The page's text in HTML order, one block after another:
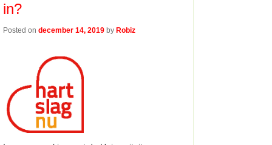
in?
Posted ondecember 14, 2019 byRobiz